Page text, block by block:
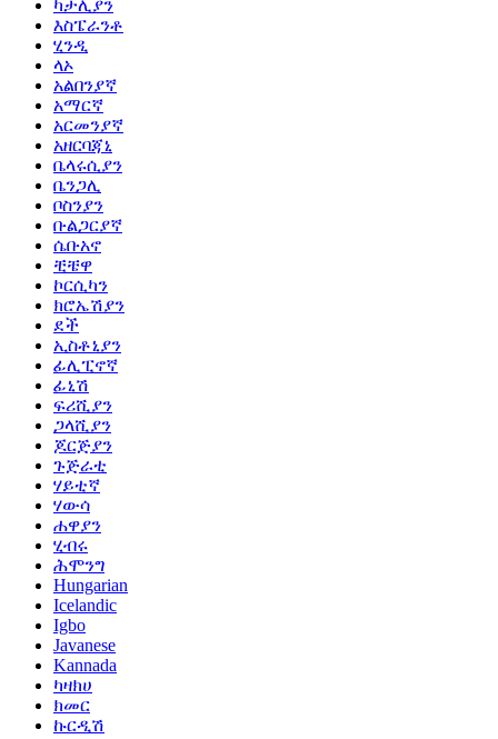
ካታሊያን
እስፔራንቶ
ሂንዲ
ላኦ
አልበንያኛ
አማርኛ
አርመንያኛ
አዘርባጃኒ
ቤላሩሲያን
ቤንጋሊ
ቦስንያን
ቡልጋርያኛ
ሴቡአኖ
ቺቼዋ
ኮርሲካን
ክሮኤሽያን
ደች
ኢስቶኒያን
ፊሊፒኖኛ
ፊኒሽ
ፍሪሺያን
ጋላሺያን
ጆርጅያን
ጉጅራቲ
ሃይቲኛ
ሃውሳ
ሐዋያን
ሂብሩ
ሕሞንግ
Hungarian
Icelandic
Igbo
Javanese
Kannada
ካዛክሀ
ክመር
ኩርዲሽ